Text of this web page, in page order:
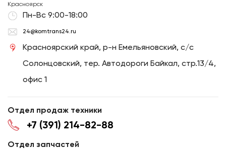
Красноярск
Пн-Вс 9:00-18:00
24@komtrans24.ru
Красноярский край, р-н Емельяновский, с/с
Солонцовский, тер. Автодороги Байкал, стр.13/4,
офис 1
Отдел продаж техники
+7 (391) 214-82-88
Отдел запчастей